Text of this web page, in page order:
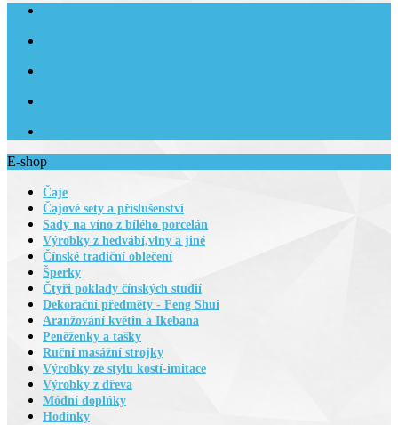
E-shop
Čaje
Čajové sety a příslušenství
Sady na víno z bílého porcelán
Výrobky z hedvábí,vlny a jiné
Čínské tradiční oblečení
Šperky
Čtyři poklady čínských studií
Dekorační předměty - Feng Shui
Aranžování květin a Ikebana
Peněženky a tašky
Ruční masážní strojky
Výrobky ze stylu kostí-imitace
Výrobky z dřeva
Módní doplńky
Hodinky